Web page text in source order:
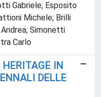
Gabriele; Esposito
Michele; Brilli
Simonetti
Carlo
IN
DELLE